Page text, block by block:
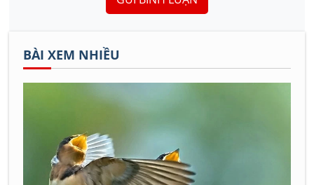
BÀI XEM NHIỀU